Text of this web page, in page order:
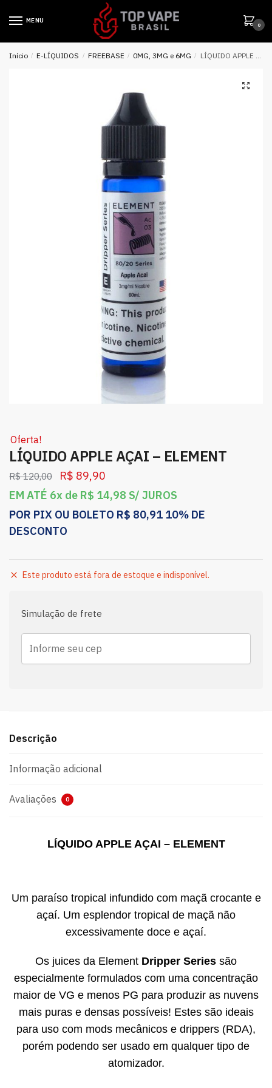
MENU
0
Início / E-LÍQUIDOS / FREEBASE / 0MG, 3MG e 6MG / LÍQUIDO APPLE AÇAI – ELEMENT
Oferta!
LÍQUIDO APPLE AÇAI – ELEMENT
R$120,00 R$ 89,90
EM ATÉ 6x de R$ 14,98 S/ JUROS
POR PIX OU BOLETO R$ 80,91 10% DE
DESCONTO
Este produto está fora de estoque e indisponível.
Simulação de frete
Descrição
Informação adicional
Avaliações 0
LÍQUIDO APPLE AÇAI – ELEMENT
Um paraíso tropical infundido com maçã crocante e
açaí. Um esplendor tropical de maçã não
excessivamente doce e açaí.
Os juices da Element Dripper Series são
especialmente formulados com uma concentração
maior de VG e menos PG para produzir as nuvens
mais puras e densas possíveis! Estes são ideais
para uso com mods mecânicos e drippers (RDA),
porém podendo ser usado em qualquer tipo de
atomizador.